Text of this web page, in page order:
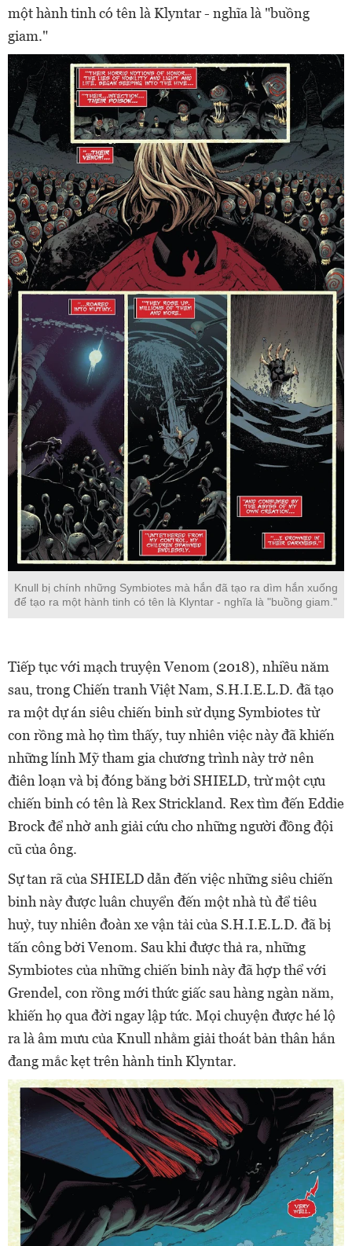
một hành tinh có tên là Klyntar - nghĩa là "buồng
giam."
Knull bị chính những Symbiotes mà hắn đã tạo ra dìm hắn xuống
để tạo ra một hành tinh có tên là Klyntar - nghĩa là "buồng giam."
Tiếp tục với mạch truyện Venom (2018), nhiều năm
sau, trong Chiến tranh Việt Nam, S.H.I.E.L.D. đã tạo
ra một dự án siêu chiến binh sử dụng Symbiotes từ
con rồng mà họ tìm thấy, tuy nhiên việc này đã khiến
những lính Mỹ tham gia chương trình này trở nên
điên loạn và bị đóng băng bởi SHIELD, trừ một cựu
chiến binh có tên là Rex Strickland. Rex tìm đến Eddie
Brock để nhờ anh giải cứu cho những người đồng đội
cũ của ông.
Sự tan rã của SHIELD dẫn đến việc những siêu chiến
binh này được luân chuyển đến một nhà tù để tiêu
huỷ, tuy nhiên đoàn xe vận tải của S.H.I.E.L.D. đã bị
tấn công bởi Venom. Sau khi được thả ra, những
Symbiotes của những chiến binh này đã hợp thể với
Grendel, con rồng mới thức giấc sau hàng ngàn năm,
khiến họ qua đời ngay lập tức. Mọi chuyện được hé lộ
ra là âm mưu của Knull nhằm giải thoát bản thân hắn
đang mắc kẹt trên hành tinh Klyntar.